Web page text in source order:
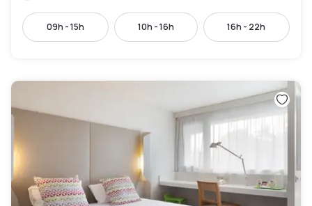
09h - 15h 10h - 16h 16h - 22h